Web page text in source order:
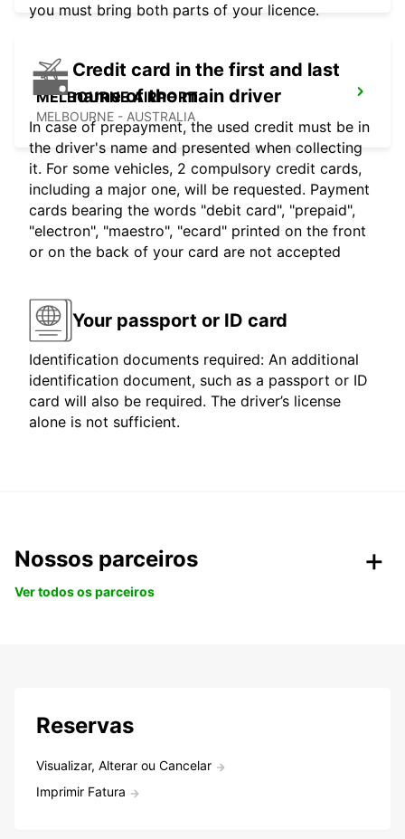
MELBOURNE AIRPORT
MELBOURNE - AUSTRALIA
you must bring both parts of your licence.
Credit card in the first and last
name of the main driver
In case of prepayment, the used credit must be in
the driver's name and presented when collecting
it. For some vehicles, 2 compulsory credit cards,
including a major one, will be requested. Payment
cards bearing the words "debit card", "prepaid",
"electron", "maestro", "ecard" printed on the front
or on the back of your card are not accepted
Your passport or ID card
Identification documents required: An additional
identification document, such as a passport or ID
card will also be required. The driver’s license
alone is not sufficient.
Nossos parceiros
Ver todos os parceiros
Reservas
Visualizar, Alterar ou Cancelar
Imprimir Fatura